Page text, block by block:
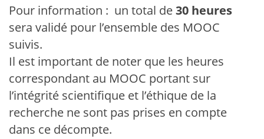
Pour information : un total de30 heures
sera validé pour l’ensemble des MOOC
suivis.
Il est important de noter que les heures
correspondant au MOOC portant sur
l’intégrité scientifique et l’éthique de la
recherche ne sont pas prises en compte
dans ce décompte.